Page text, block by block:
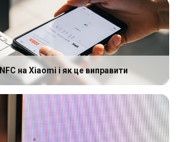
на Xiaomi і як це виправити